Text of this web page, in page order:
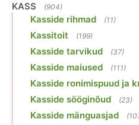
KASS (904)
Kasside rihmad (11)
Kassitoit (199)
Kasside tarvikud (37)
Kasside maiused (111)
Kasside ronimispuud ja
Kasside sööginõud (23)
Kasside mänguasjad